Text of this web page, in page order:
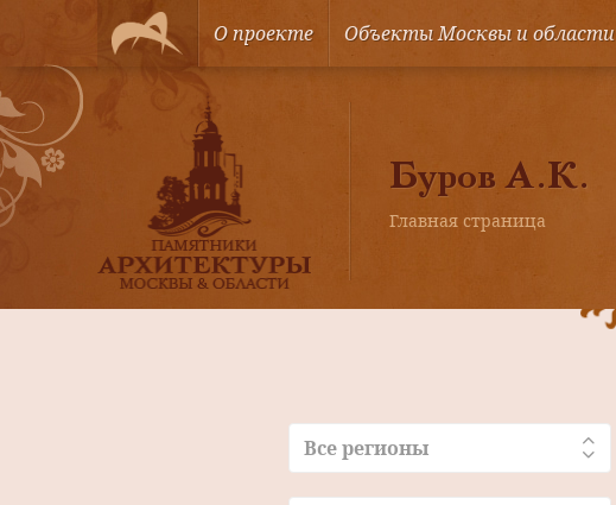
О проекте Объекты Москвы и области
Буров А.К.
Главная страница
Все регионы